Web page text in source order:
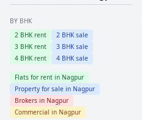
BY BHK
2 BHK rent 2 BHK sale
3 BHK rent 3 BHK sale
4 BHK rent 4 BHK sale
Flats for rent in Nagpur
Property for sale in Nagpur
Brokers in Nagpur
Commercial in Nagpur